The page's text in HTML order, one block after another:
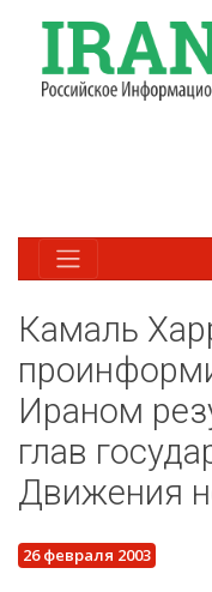
Камаль
Ираном
глав
Движения
26 февраля 2003